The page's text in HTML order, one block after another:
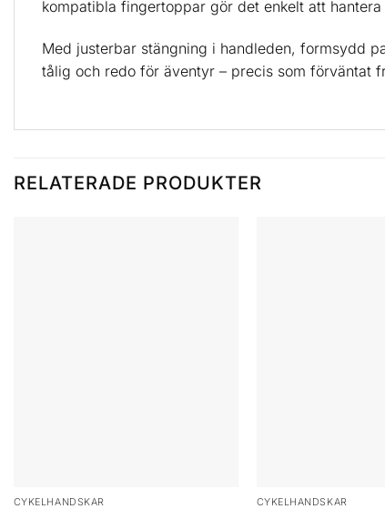
kompatibla fingertoppar gör det enkelt att
Med justerbar stängning i handleden, formsydd
tålig och redo för äventyr – precis som förväntat
RELATERADE PRODUKTER
CYKELHANDSKAR CYKELHANDSKAR